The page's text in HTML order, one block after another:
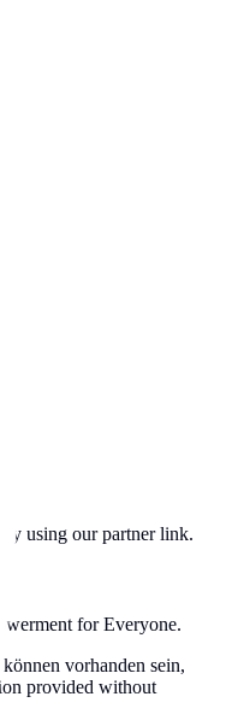
using our partner link.
for Everyone.
vorhanden sein,
provided without